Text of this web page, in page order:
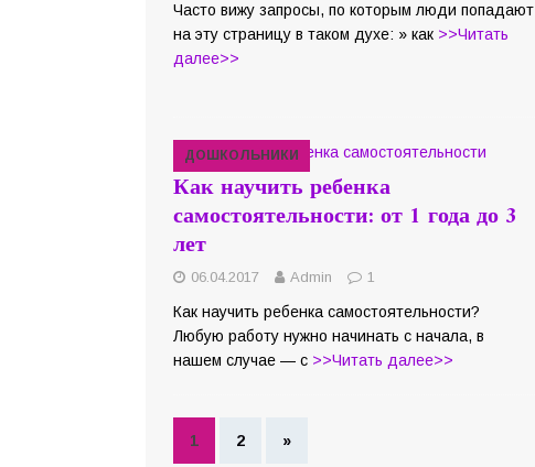
Часто вижу запросы, по которым люди попадают
на эту страницу в таком духе: » как >>Читать
далее>>
ДОШКОЛЬНИКИ
Как научить ребенка
самостоятельности: от 1 года до 3
лет
06.04.2017 Admin 1
Как научить ребенка самостоятельности?
Любую работу нужно начинать с начала, в
нашем случае — с >>Читать далее>>
1 2 »